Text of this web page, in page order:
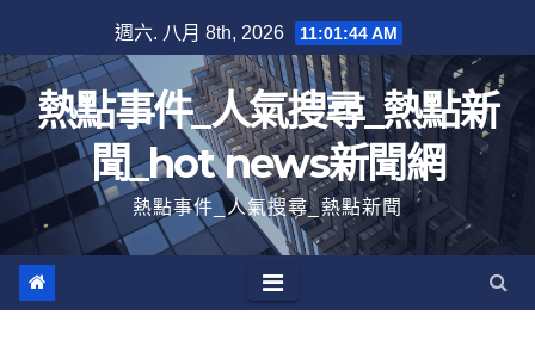
至
內
容
週六. 八月 8th, 2026 11:01:44 AM
熱點事件_人氣搜尋_熱點新
聞_hot news新聞網
熱點事件_人氣搜尋_熱點新聞